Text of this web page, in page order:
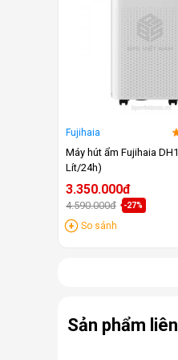
Fujihaia
Máy hút ẩm Fujihaia
Lít/24h)
3.350.000đ
4.590.000đ -27%
So sánh
Sản phẩm